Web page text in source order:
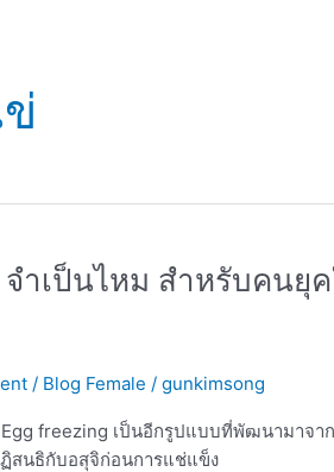
ำเป็นไหม สำหรับคนยุ
/ Blog Female / gunkimsong
freezing เป็นอีกรูปแบบที่พัฒนามาจ
สนธิกับอสุจิก่อนการแช่แข็ง